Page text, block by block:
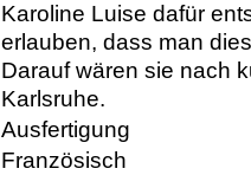
Karoline Luise dafür
erlauben, dass man
Darauf wären sie nach
Karlsruhe.
Ausfertigung
Französisch